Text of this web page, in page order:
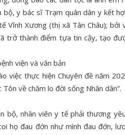
bộ, y bác sĩ Trạm quân dân y kết
Vĩnh Xương (thị xã Tân Châu); bởi
trở thành điểm tựa tin cậy, tạo
việc thực hiện Chuyên đề năm
về chăm lo đời sống Nhân dân”.
bộ, nhân viên y tế phải thương
họ đau đớn như mình đau đớn,